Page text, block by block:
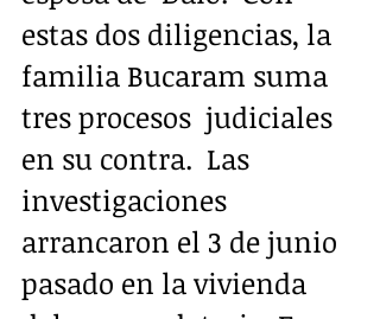
estas dos diligencias, la
familia Bucaram suma
tres procesos  judiciales
en su contra.  Las
investigaciones
arrancaron el 3 de junio
pasado en la vivienda